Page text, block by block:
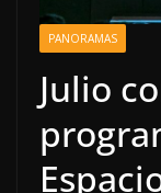
PANORAMAS
Julio